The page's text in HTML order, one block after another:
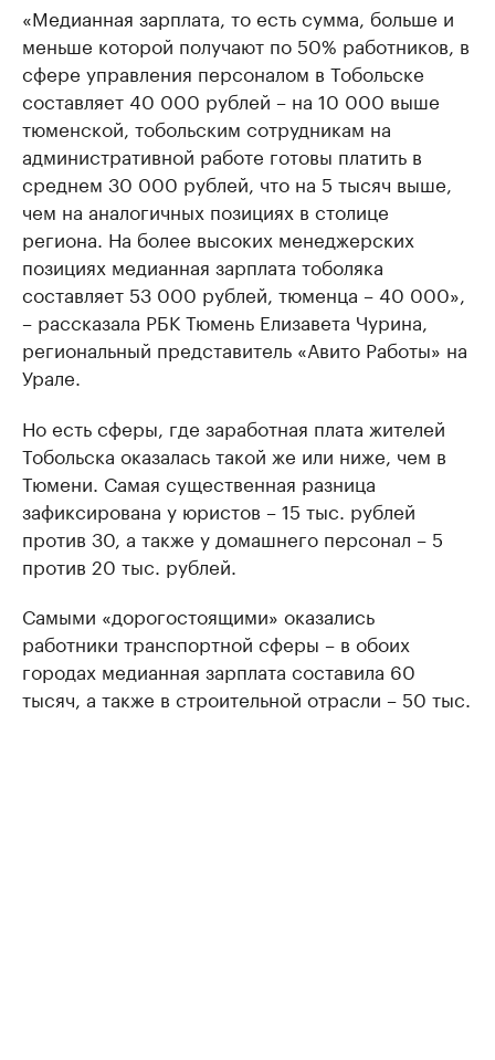
«Медианная зарплата, то есть сумма, больше и
меньше которой получают по 50% работников, в
сфере управления персоналом в Тобольске
составляет 40 000 рублей – на 10 000 выше
тюменской, тобольским сотрудникам на
административной работе готовы платить в
среднем 30 000 рублей, что на 5 тысяч выше,
чем на аналогичных позициях в столице
региона. На более высоких менеджерских
позициях медианная зарплата тоболяка
составляет 53 000 рублей, тюменца – 40 000»,
– рассказала РБК Тюмень Елизавета Чурина,
региональный представитель «Авито Работы» на
Урале.
Но есть сферы, где заработная плата жителей
Тобольска оказалась такой же или ниже, чем в
Тюмени. Самая существенная разница
зафиксирована у юристов – 15 тыс. рублей
против 30, а также у домашнего персонал – 5
против 20 тыс. рублей.
Самыми «дорогостоящими» оказались
работники транспортной сферы – в обоих
городах медианная зарплата составила 60
тысяч, а также в строительной отрасли – 50 тыс.